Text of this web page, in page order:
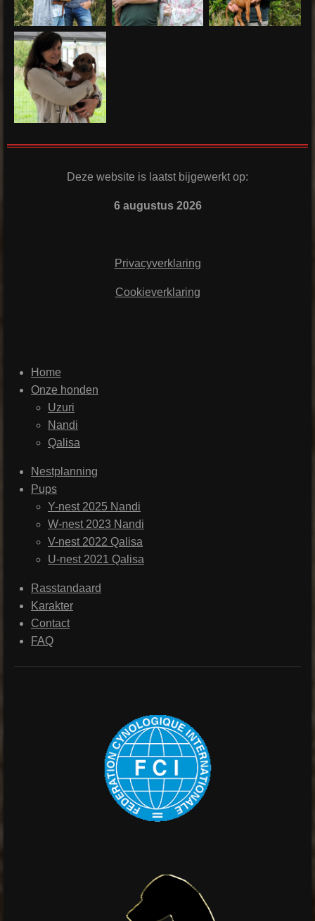
Deze website is laatst bijgewerkt op:
6 augustus 2026
Privacyverklaring
Cookieverklaring
Home
Onze honden
Uzuri
Nandi
Qalisa
Nestplanning
Pups
Y-nest 2025 Nandi
W-nest 2023 Nandi
V-nest 2022 Qalisa
U-nest 2021 Qalisa
Rasstandaard
Karakter
Contact
FAQ